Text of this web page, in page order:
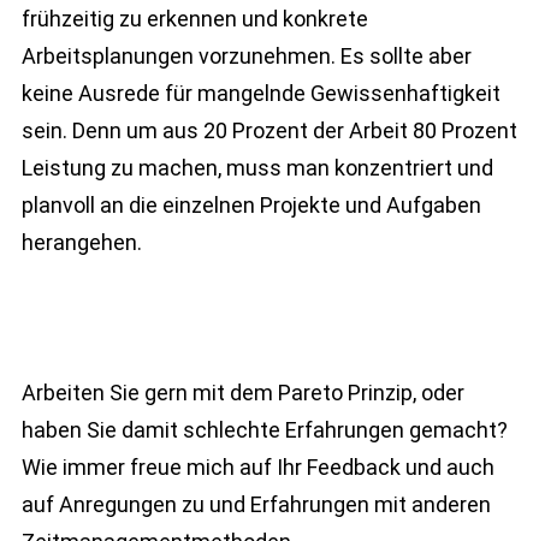
frühzeitig zu erkennen und konkrete
Arbeitsplanungen vorzunehmen. Es sollte aber
keine Ausrede für mangelnde Gewissenhaftigkeit
sein. Denn um aus 20 Prozent der Arbeit 80 Prozent
Leistung zu machen, muss man konzentriert und
planvoll an die einzelnen Projekte und Aufgaben
herangehen.
Arbeiten Sie gern mit dem Pareto Prinzip, oder
haben Sie damit schlechte Erfahrungen gemacht?
Wie immer freue mich auf Ihr Feedback und auch
auf Anregungen zu und Erfahrungen mit anderen